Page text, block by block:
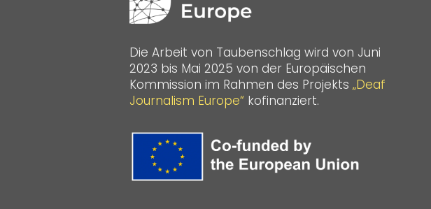
Die Arbeit von Taubenschlag wird von Juni
2023 bis Mai 2025 von der Europäischen
Kommission im Rahmen des Projekts „Deaf
Journalism Europe“ kofinanziert.